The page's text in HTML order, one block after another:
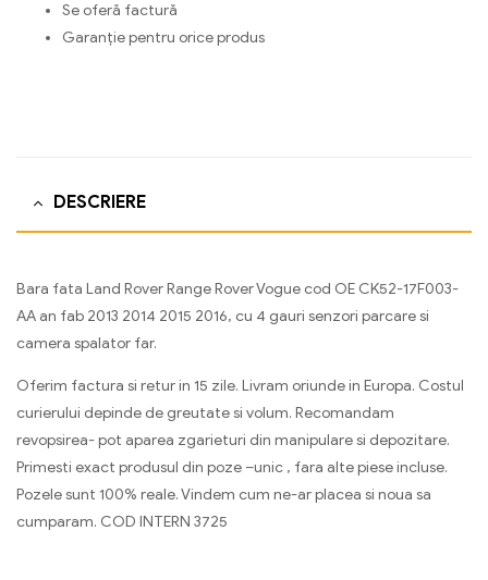
Se oferă factură
Garanție pentru orice produs
DESCRIERE
Bara fata Land Rover Range Rover Vogue cod OE CK52-17F003-
AA an fab 2013 2014 2015 2016, cu 4 gauri senzori parcare si
camera spalator far.
Oferim factura si retur in 15 zile. Livram oriunde in Europa. Costul
curierului depinde de greutate si volum. Recomandam
revopsirea- pot aparea zgarieturi din manipulare si depozitare.
Primesti exact produsul din poze –unic , fara alte piese incluse.
Pozele sunt 100% reale. Vindem cum ne-ar placea si noua sa
cumparam. COD INTERN 3725